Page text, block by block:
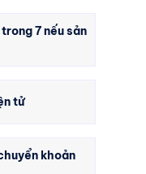
7 nếu sản
tử
khoản